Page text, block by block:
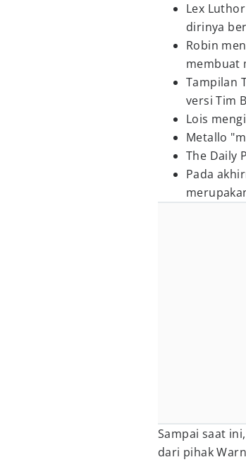
Lex
dirinya
Robin
membuat
Tampilan
versi Tim
Lois
Metallo
The Daily
Pada
Sampai saat
dari pihak